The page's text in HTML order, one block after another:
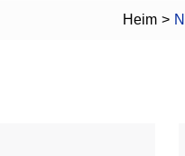
Heim >